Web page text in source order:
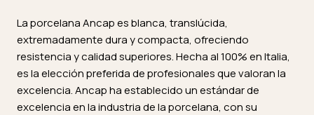
La porcelana Ancap es blanca, translúcida,
extremadamente dura y compacta, ofreciendo
resistencia y calidad superiores. Hecha al 100% en Italia,
es la elección preferida de profesionales que valoran la
excelencia. Ancap ha establecido un estándar de
excelencia en la industria de la porcelana, con su